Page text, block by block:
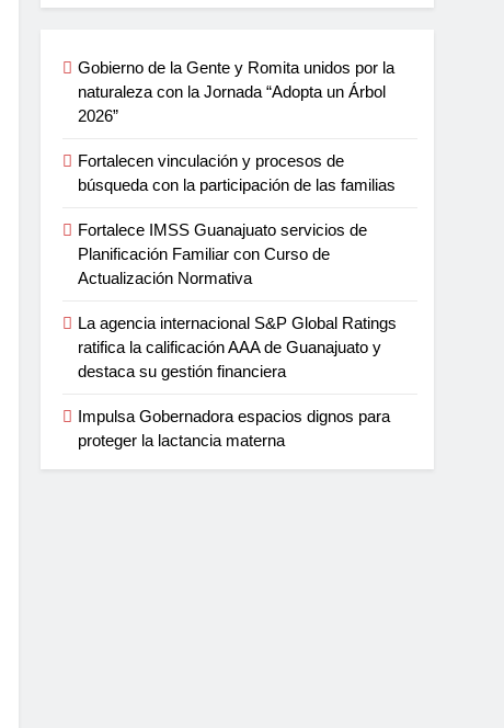
Gobierno de la Gente y Romita unidos por la
naturaleza con la Jornada “Adopta un Árbol
2026”
Fortalecen vinculación y procesos de
búsqueda con la participación de las familias
Fortalece IMSS Guanajuato servicios de
Planificación Familiar con Curso de
Actualización Normativa
La agencia internacional S&P Global Ratings
ratifica la calificación AAA de Guanajuato y
destaca su gestión financiera
Impulsa Gobernadora espacios dignos para
proteger la lactancia materna